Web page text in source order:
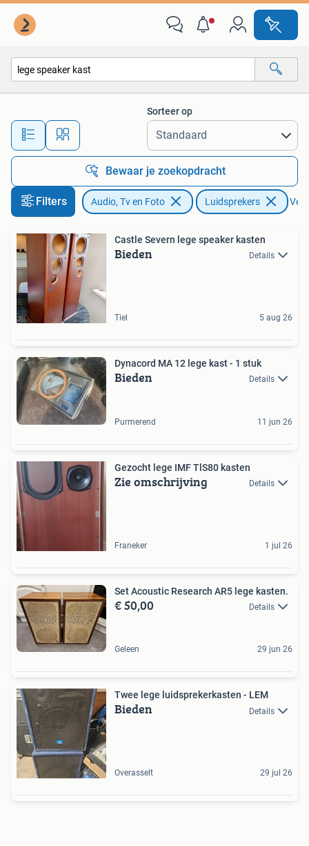
Alle afstanden…
Sorteer op
Bewaar je zoekopdracht
Filters Audio, Tv en Foto Luidsprekers
Castle Severn lege speaker kasten
Bieden Details
Tiel 5 aug 26
Dynacord MA 12 lege kast - 1 stuk
Bieden Details
Purmerend 11 jun 26
Gezocht lege IMF TlS80 kasten
Zie omschrijving Details
Franeker 1 jul 26
Set Acoustic Research AR5 lege kasten.
€ 50,00 Details
Geleen 29 jun 26
Twee lege luidsprekerkasten - LEM
Bieden Details
Overasselt 29 jul 26